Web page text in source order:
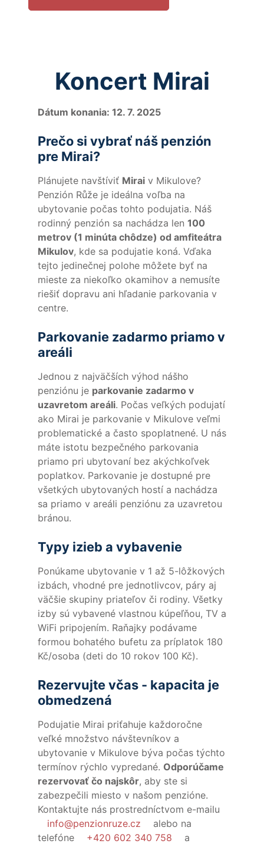
Koncert Mirai
Dátum konania: 12. 7. 2025
Prečo si vybrať náš penzión
pre Mirai?
Plánujete navštíviť Mirai v Mikulove?
Penzión Růže je ideálna voľba na
ubytovanie počas tohto podujatia. Náš
rodinný penzión sa nachádza len 100
metrov (1 minúta chôdze) od amfiteátra
Mikulov, kde sa podujatie koná. Vďaka
tejto jedinečnej polohe môžete byť na
mieste za niekoľko okamihov a nemusíte
riešiť dopravu ani hľadanie parkovania v
centre.
Parkovanie zadarmo priamo v
areáli
Jednou z najväčších výhod nášho
penziónu je parkovanie zadarmo v
uzavretom areáli. Počas veľkých podujatí
ako Mirai je parkovanie v Mikulove veľmi
problematické a často spoplatnené. U nás
máte istotu bezpečného parkovania
priamo pri ubytovaní bez akýchkoľvek
poplatkov. Parkovanie je dostupné pre
všetkých ubytovaných hostí a nachádza
sa priamo v areáli penziónu za uzavretou
bránou.
Typy izieb a vybavenie
Ponúkame ubytovanie v 1 až 5-lôžkových
izbách, vhodné pre jednotlivcov, páry aj
väčšie skupiny priateľov či rodiny. Všetky
izby sú vybavené vlastnou kúpeľňou, TV a
WiFi pripojením. Raňajky podávame
formou bohatého bufetu za príplatok 180
Kč/osoba (deti do 10 rokov 100 Kč).
Rezervujte včas - kapacita je
obmedzená
Podujatie Mirai priťahuje každoročne
veľké množstvo návštevníkov a
ubytovanie v Mikulove býva počas týchto
termínov rýchlo vypredané. Odporúčame
rezervovať čo najskôr, aby ste si
zabezpečili miesto v našom penzióne.
Kontaktujte nás prostredníctvom e-mailu
info@penzionruze.cz
alebo na
telefóne
+420 602 340 758
a